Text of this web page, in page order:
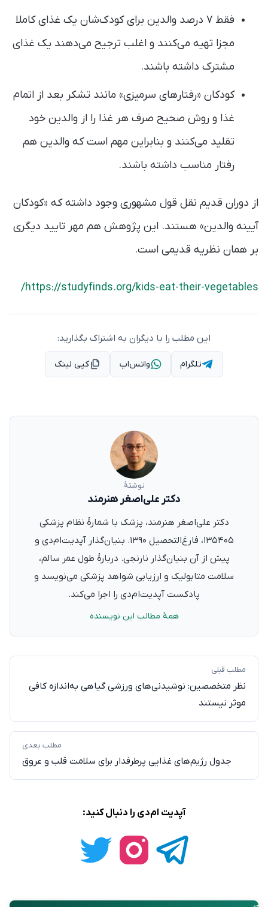
فقط ۷ درصد والدین برای کودک‌شان یک غذای کاملا
مجزا تهیه می‌کنند و اغلب ترجیح می‌دهند یک غذای
مشترک داشته باشند.
کودکان «رفتارهای سرمیزی» مانند تشکر بعد از اتمام
غذا و روش صحیح صرف هر غذا را از والدین خود
تقلید می‌کنند و بنابراین مهم است که والدین هم
رفتار مناسب داشته باشند.
از دوران قدیم نقل قول مشهوری وجود داشته که «کودکان
آیینه والدین» هستند. این پژوهش هم مهر تایید دیگری
بر همان نظریه قدیمی است.
https://studyfinds.org/kids-eat-their-vegetables/
این مطلب را با دیگران به اشتراک بگذارید:
تلگرام واتس‌اپ کپی لینک
نوشتهٔ
دکتر علی‌اصغر هنرمند
دکتر علی‌اصغر هنرمند، پزشک با شمارهٔ نظام پزشکی
۱۳۵۴۰۵، فارغ‌التحصیل ۱۳۹۰. بنیان‌گذار آپدیت‌ام‌دی و
پیش از آن بنیان‌گذار نارنجی. دربارهٔ طول عمر سالم،
سلامت متابولیک و ارزیابی شواهد پزشکی می‌نویسد و
پادکست آپدیت‌ام‌دی را اجرا می‌کند.
همهٔ مطالب این نویسنده
مطلب قبلی
نظر متخصصین: نوشیدنی‌های ورزشی گیاهی به‌اندازه کافی
موثر نیستند
مطلب بعدی
جدول رژیم‌های غذایی پرطرفدار برای سلامت قلب و عروق
آپدیت ام‌دی را دنبال کنید: